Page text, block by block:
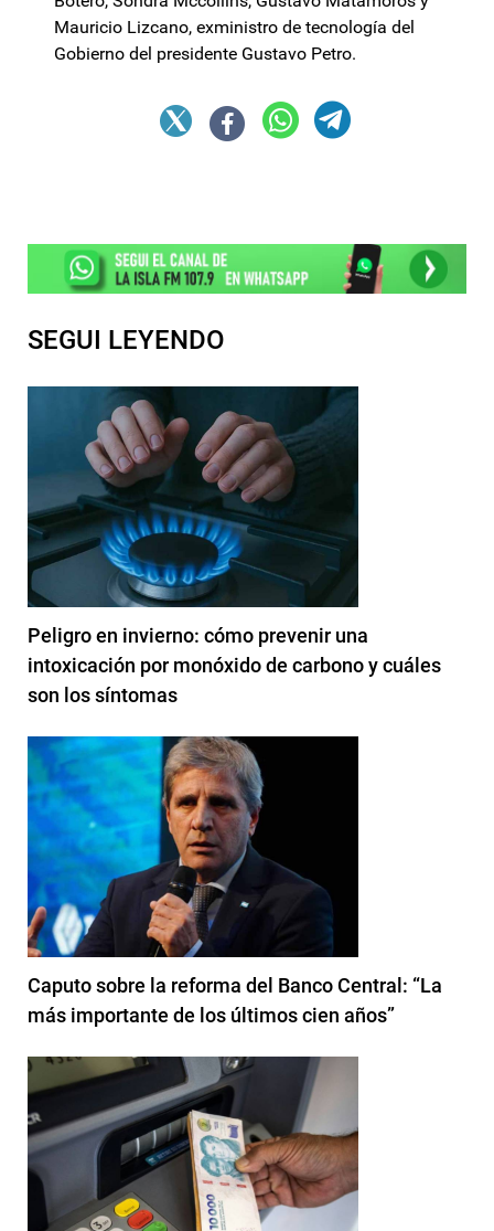
Mauricio Lizcano, exministro de tecnología del
Gobierno del presidente Gustavo Petro.
SEGUI LEYENDO
Peligro en invierno: cómo prevenir una
intoxicación por monóxido de carbono y cuáles
son los síntomas
Caputo sobre la reforma del Banco Central: “La
más importante de los últimos cien años”